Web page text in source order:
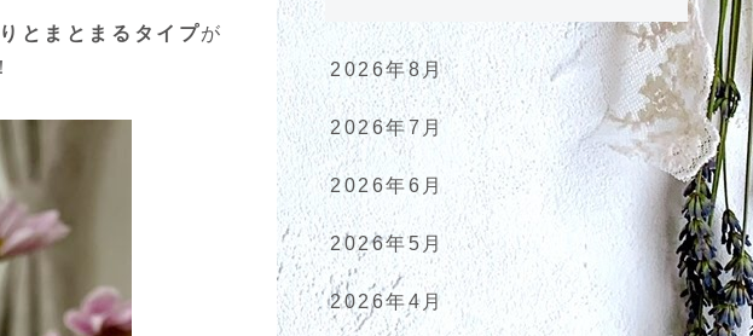
とまとまるタイプが
2026年8月
2026年7月
2026年6月
2026年5月
2026年4月